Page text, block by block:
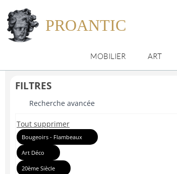
PROANTIC
MOBILIER ART
FILTRES
Recherche avancée
Tout supprimer
Bougeoirs - Flambeaux
Art Déco
20ème Siècle